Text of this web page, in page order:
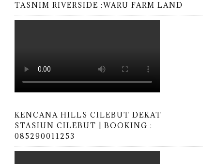
TASNIM RIVERSIDE :WARU FARM LAND
KENCANA HILLS CILEBUT DEKAT
STASIUN CILEBUT | BOOKING :
085290011253